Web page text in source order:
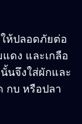
ห้ปลอดภัยต่อ
ดง และเกลือ
นจึงใส่ผักและ
กบ หรือปลา